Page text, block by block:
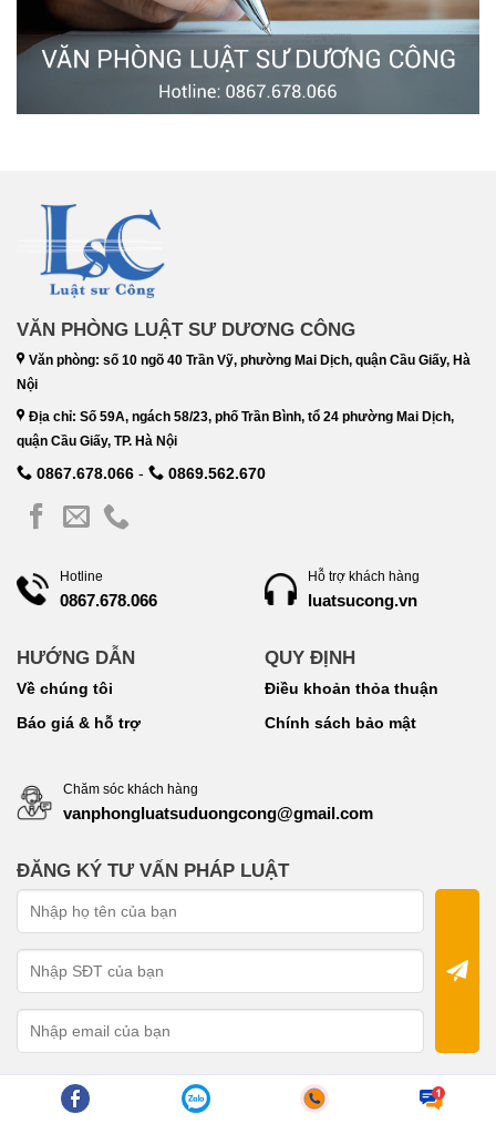
VĂN PHÒNG LUẬT SƯ DƯƠNG CÔNG
Văn phòng: số 10 ngõ 40 Trần Vỹ, phường Mai Dịch, quận Cầu Giấy, Hà
Nội
Địa chỉ: Số 59A, ngách 58/23, phố Trần Bình, tổ 24 phường Mai Dịch,
quận Cầu Giấy, TP. Hà Nội
0867.678.066 - 0869.562.670
Hotline
0867.678.066
HƯỚNG DẪN
Về chúng tôi
Báo giá & hỗ trợ
Hỗ trợ khách hàng
luatsucong.vn
QUY ĐỊNH
Điều khoản thỏa thuận
Chính sách bảo mật
Chăm sóc khách hàng
vanphongluatsuduongcong@gmail.com
ĐĂNG KÝ TƯ VẤN PHÁP LUẬT